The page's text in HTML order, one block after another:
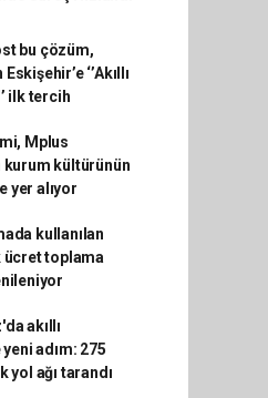
bu çözüm,
‘’Akıllı
ilk tercih
Mplus
kurum kültürünün
yer alıyor
kullanılan
ücret toplama
akıllı
adım: 275
yol ağı tarandı